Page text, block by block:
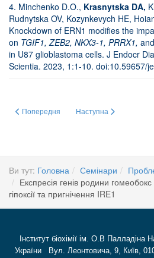
4. Minchenko D.O., Krasnytska DA,
Rudnytska OV, Kozynkevych HE,
Knockdown of ERN1 modifies the
on TGIF1,ZEB2, NKX3-1, PRRX1, and
in U87 glioblastoma cells. J Endocr
Scientia. 2023, 1:1-10. doi:10.59657/
Попередня стаття: Дослідження сполук
Попередня Наступна стаття:
Наступна
Ви тут: Головна Семінари
Експресія генів родини
гіпоксії та пригнічення IRE1
Інститут біохімії ім. О.В Палладіна
України Вул. Леонтовича, 9, Київ,